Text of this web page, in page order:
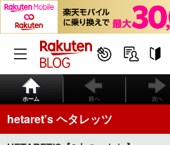
ホーム 前へ 次へ
hetaret's ヘタレッツ